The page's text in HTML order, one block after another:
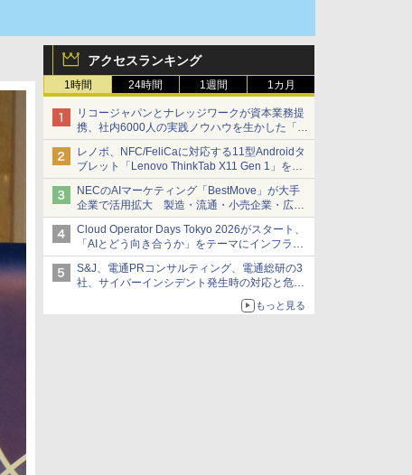
アクセスランキング
1時間 24時間 1週間 1カ月
リコージャパンとナレッジワークが資本業務提
携、社内6000人の実践ノウハウを生かした「AI
商談記録 for RICOH」を展開へ
レノボ、NFC/FeliCaに対応する11型Androidタ
ブレット「Lenovo ThinkTab X11 Gen 1」を発
売
NECのAIマーケティング「BestMove」が大手
企業で活用拡大 製造・流通・小売企業・広告
代理店などが実装フェーズへ
Cloud Operator Days Tokyo 2026がスタート、
「AIとどう向き合うか」をテーマにインフラ運
用の知見を集約
S&J、電通PRコンサルティング、電通総研の3
社、サイバーインシデント発生時の対応と危機
管理広報を一体的に訓練するプログラムを提供
もっと見る